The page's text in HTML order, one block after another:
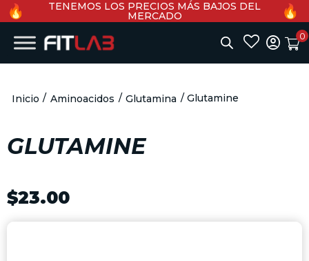
TENEMOS LOS PRECIOS MÁS BAJOS DEL
MERCADO
account_circle 0
Inicio / Aminoacidos / Glutamina / Glutamine
GLUTAMINE
$23.00